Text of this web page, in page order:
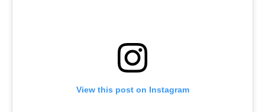
View this post on Instagram